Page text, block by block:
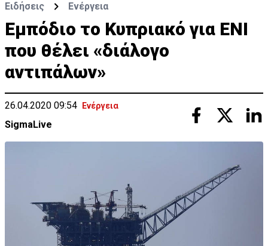
Ειδήσεις Ενέργεια
Εμπόδιο το Κυπριακό για ΕΝΙ
που θέλει «διάλογο
αντιπάλων»
26.04.2020 09:54 Ενέργεια
SigmaLive